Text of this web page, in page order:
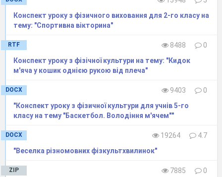
(музика«олімпійський вогонь»)
Зевс:
Надію кожному із вас,
Він – сяйво наше,
Наш дороговказ!
Афіна
Нехай вогонь Олімпіади додасть вам
сили і наснаги!
І підкоряться вам вершини, очки , секунди і
Конспект уроку з фізичного виховання для 2-го класу на
тему: "Спортивна вікторина"
RTF 8488
0
Конспект уроку з фізічної культури на тему: "Кидок
м'яча у кошик однiєю рукою вiд плеча"
DOCX 9403
0
"Конспект уроку з фізичної культури для учнів 5-го
класу на тему "Баскетбол. Володіння м'ячем""
DOCX 19264
4.7
"Веселка різномовних фізкультхвилинок"
ZIP 7885
0